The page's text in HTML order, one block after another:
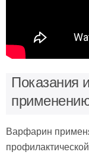
Показания
Варфарин